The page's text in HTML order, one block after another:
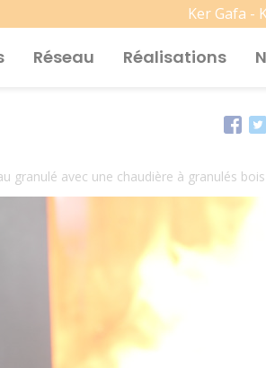
Ker Gafa -
Réseau Réalisations
granulé avec une chaudière à granulés